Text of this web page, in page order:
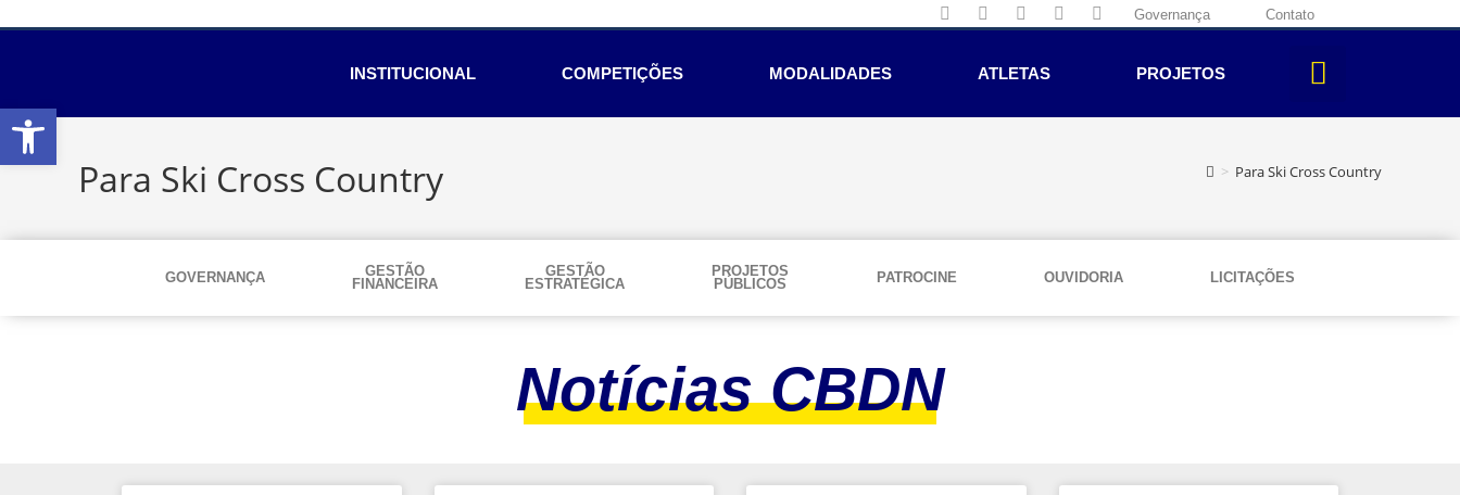
Governança Contato
INSTITUCIONAL COMPETIÇÕES MODALIDADES ATLETAS PROJETOS
Para Ski Cross Country > Para Ski Cross Country
GOVERNANÇA
GESTÃO
FINANCEIRA
GESTÃO
ESTRATÉGICA
PROJETOS
PÚBLICOS
PATROCINE OUVIDORIA LICITAÇÕES
Notícias CBDN
Abrir a barra de ferramentas